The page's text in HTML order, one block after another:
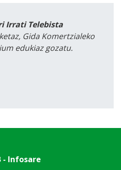
Irrati Telebista
Gida Komertzialeko
edukiaz gozatu.
- Infosare